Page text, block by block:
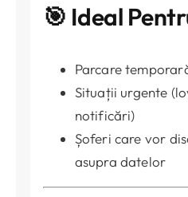
🎯 Ideal
Parcare
Situații urgente
notificări)
Șoferi care vor
asupra datelor